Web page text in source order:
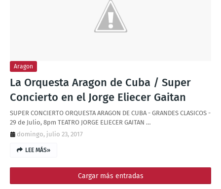
Aragon
La Orquesta Aragon de Cuba / Super
Concierto en el Jorge Eliecer Gaitan
SUPER CONCIERTO ORQUESTA ARAGON DE CUBA - GRANDES CLASICOS -
29 de Julio, 8pm TEATRO JORGE ELIECER GAITAN …
domingo, julio 23, 2017
LEE MÁS»
Cargar más entradas